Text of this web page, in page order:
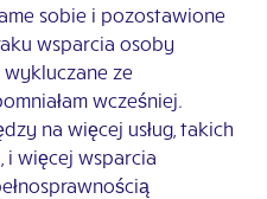
sobie i pozostawione
wsparcia osoby
wykluczane ze
wcześniej.
na więcej usług, takich
i więcej wsparcia